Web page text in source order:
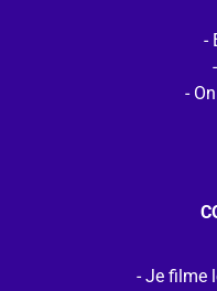
Je filme